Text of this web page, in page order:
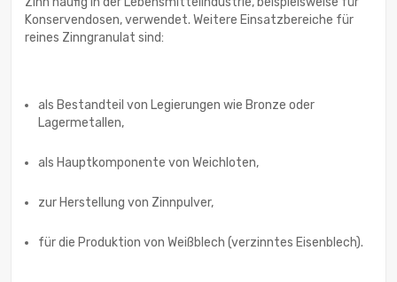
Konservendosen, verwendet. Weitere Einsatzbereiche für
reines Zinngranulat sind:
als Bestandteil von Legierungen wie Bronze oder
Lagermetallen,
als Hauptkomponente von Weichloten,
zur Herstellung von Zinnpulver,
für die Produktion von Weißblech (verzinntes Eisenblech).